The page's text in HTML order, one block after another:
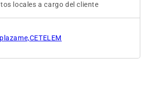
locales a cargo del cliente